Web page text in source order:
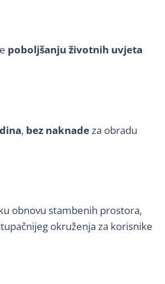
poboljšanju životnih uvjeta
, bez naknadeza obradu
obnovu stambenih prostora,
okruženja za korisnike